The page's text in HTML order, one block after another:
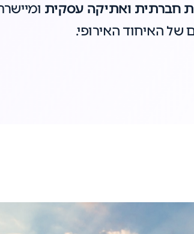
חברתית ואתיקה עסקית
של האיחוד האירופי.